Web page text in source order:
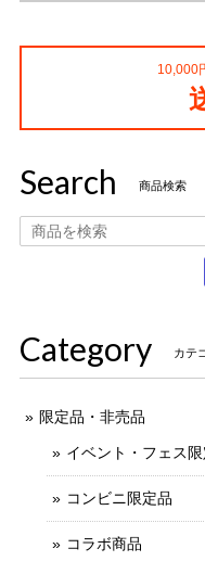
2021/11/13
丁寧な梱包で本日受け
のでとても嬉しいです
10,000
Search 商品検索
Category カテ
限定品・非売品
イベント・フェス
コンビニ限定品
コラボ商品